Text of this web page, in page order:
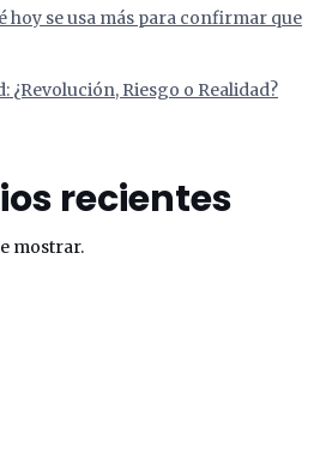
hoy se usa más para confirmar que
¿Revolución, Riesgo o Realidad?
recientes
mostrar.